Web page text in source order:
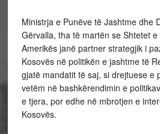
Ministrja e Punëve të Jashtme dhe
Gërvalla, tha të martën se Shtetet
Amerikës janë partner strategjik i
Kosovës në politikën e jashtme të
gjatë mandatit të saj, si drejtuese e
vetëm në bashkërendimin e
e tjera, por edhe në mbrotjen e
Kosovës.